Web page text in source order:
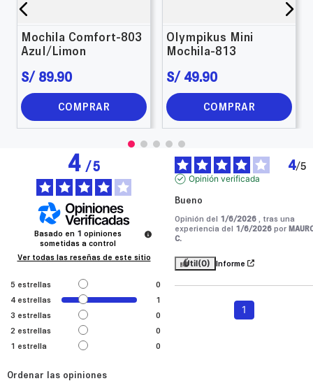
Mochila Comfort-803
Azul/Limon
S/ 89.90
COMPRAR
Olympikus Mini
Mochila-813
S/ 49.90
COMPRAR
4/5
Basado en 1 opiniones
sometidas a control
Ver todas las reseñas de este sitio
5 estrellas
0
4 estrellas
1
3 estrellas
0
2 estrellas
0
1 estrella 0
Ordenar las opiniones
4/5
Opinión verificada
Bueno
Opinión del 1/6/2026
, tras una
experiencia del 1/6/2026 por
C.
Útil(0) Informe
1